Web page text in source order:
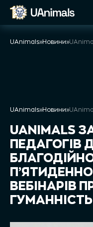
Skip
UAnimals»Новини»
UAnimals»Новини»
UANIMALS
ПЕДАГОГІВ
ВЕБІНАРІВ